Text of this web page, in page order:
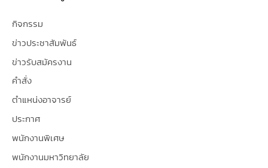
กิจกรรม
ข่าวประชาสัมพันธ์
ข่าวรับสมัครงาน
คำสั่ง
ตำแหน่งอาจารย์
ประกาศ
พนักงานพิเศษ
พนักงานมหาวิทยาลัย